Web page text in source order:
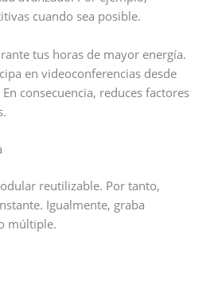
cuando sea posible.
tus horas de mayor energía.
en videoconferencias desde
consecuencia, reduces factores
reutilizable. Por tanto,
Igualmente, graba
múltiple.